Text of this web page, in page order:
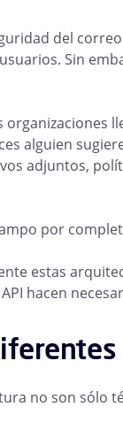
del
Sin
alguien
adjuntos,
por
estas
hacen
no son sólo